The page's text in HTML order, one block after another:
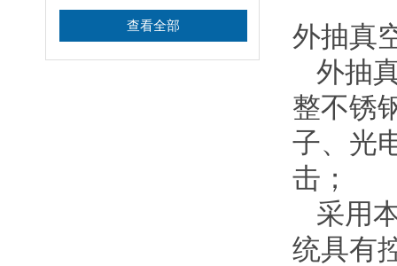
查看全部
外抽真
外抽
整不锈
子、光
击；
采用
统具有